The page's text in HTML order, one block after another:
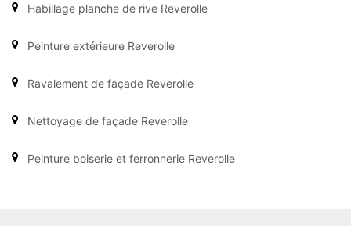
Habillage planche de rive Reverolle
Peinture extérieure Reverolle
Ravalement de façade Reverolle
Nettoyage de façade Reverolle
Peinture boiserie et ferronnerie Reverolle